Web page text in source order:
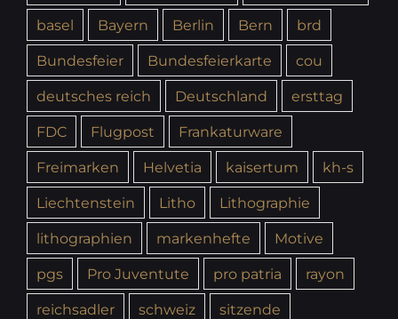
basel
Bayern Berlin Bern
brd
Bundesfeier
Bundesfeierkarte
cou
deutsches reich
Deutschland
ersttag
FDC
Flugpost
Frankaturware
Freimarken
Helvetia kaisertum
kh-s
Liechtenstein
Litho
Lithographie
lithographien
markenhefte
Motive
pgs
Pro Juventute pro patria
rayon
reichsadler
schweiz
sitzende